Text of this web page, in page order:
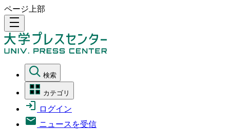
ページ上部
density_medium
検索
カテゴリ
ログイン
ニュースを受信